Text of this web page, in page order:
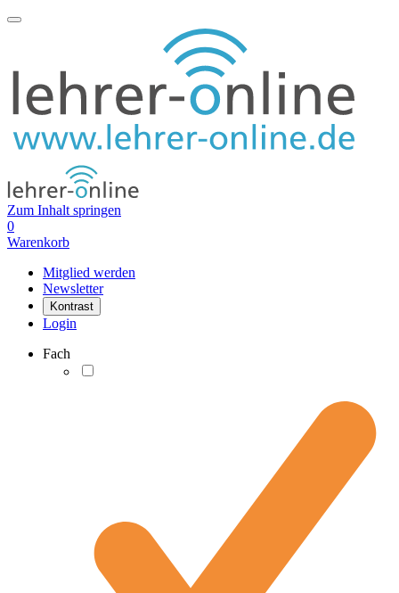
Zum Inhalt springen
0
Warenkorb
Mitglied werden
Newsletter
Kontrast
Login
Fach